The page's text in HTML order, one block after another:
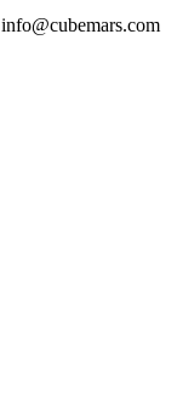
info@cubemars.com